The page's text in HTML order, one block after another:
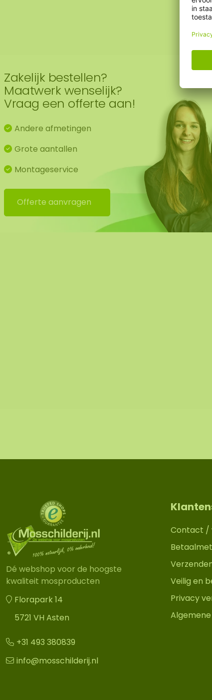
Zakelijk bestellen?
Maatwerk wenselijk?
Vraag een offerte aan!
Andere afmetingen
Grote aantallen
Montageservice
Offerte aanvragen
Dé webshop voor de hoogste
kwaliteit mosproducten
Florapark 14
5721 VH Asten
+31 493 380839
info@mosschilderij.nl
Contact /
Veilig en
Privacy